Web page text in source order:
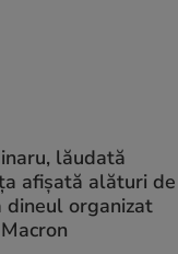
lăudată
afișată alături de
dineul organizat